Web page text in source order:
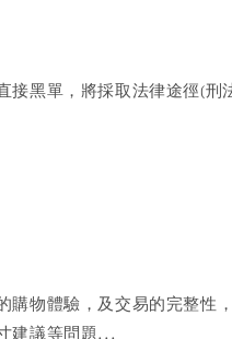
接黑單，將採取法律途徑(刑
購物體驗，及交易的完整性
建議等問題...